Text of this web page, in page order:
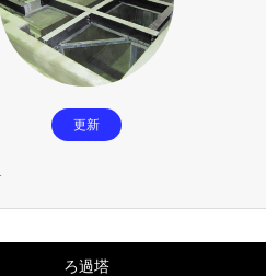
更新
ろ過塔